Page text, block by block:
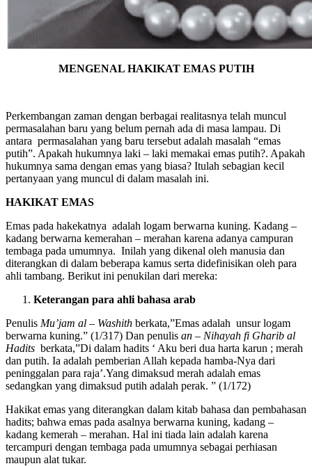
MENGENAL HAKIKAT EMAS PUTIH
Perkembangan zaman dengan berbagai realitasnya telah muncul
permasalahan baru yang belum pernah ada di masa lampau. Di
antara permasalahan yang baru tersebut adalah masalah “emas
putih”. Apakah hukumnya laki – laki memakai emas putih?. Apakah
hukumnya sama dengan emas yang biasa? Itulah sebagian kecil
pertanyaan yang muncul di dalam masalah ini.
HAKIKAT EMAS
Emas pada hakekatnya adalah logam berwarna kuning. Kadang –
kadang berwarna kemerahan – merahan karena adanya campuran
tembaga pada umumnya. Inilah yang dikenal oleh manusia dan
diterangkan di dalam beberapa kamus serta didefinisikan oleh para
ahli tambang. Berikut ini penukilan dari mereka:
Keterangan para ahli bahasa arab
Penulis Mu’jam al – Washith berkata,”Emas adalah unsur logam
berwarna kuning.” (1/317) Dan penulis an – Nihayah fi Gharib al
Hadits berkata,”Di dalam hadits ‘ Aku beri dua harta karun ; merah
dan putih. Ia adalah pemberian Allah kepada hamba-Nya dari
peninggalan para raja’.Yang dimaksud merah adalah emas
sedangkan yang dimaksud putih adalah perak. ” (1/172)
Hakikat emas yang diterangkan dalam kitab bahasa dan pembahasan
hadits; bahwa emas pada asalnya berwarna kuning, kadang –
kadang kemerah – merahan. Hal ini tiada lain adalah karena
tercampuri dengan tembaga pada umumnya sebagai perhiasan
maupun alat tukar.